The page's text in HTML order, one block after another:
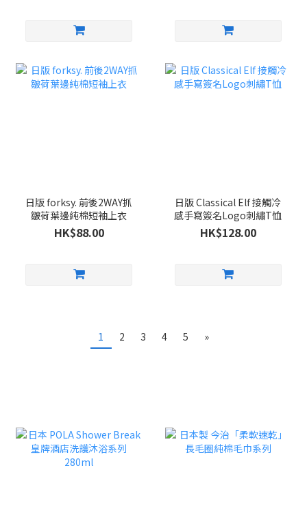
日版 forksy. 前後2WAY抓
皺荷葉邊純棉短袖上衣
HK$88.00
日版 Classical Elf 接觸冷
感手寫簽名Logo刺繡T恤
HK$128.00
1 2 3 4 5 »